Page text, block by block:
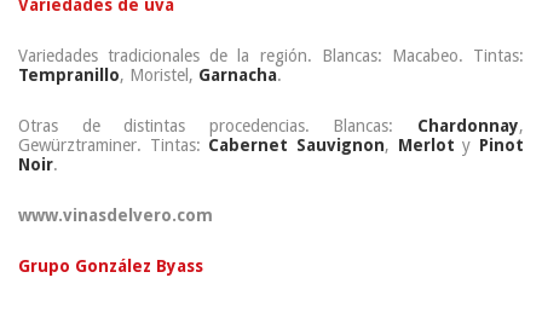
Variedades de uva
Variedades tradicionales de la región. Blancas: Macabeo. Tintas:
Tempranillo, Moristel, Garnacha.
Otras de distintas procedencias. Blancas: Chardonnay,
Gewürztraminer. Tintas: Cabernet Sauvignon, Merlot y Pinot
Noir.
www.vinasdelvero.com
Grupo González Byass